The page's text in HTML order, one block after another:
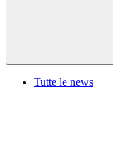
Tutte le news